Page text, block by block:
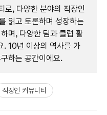
로, 다양한 분야의 직장인
읽고 토론하며 성장하는
며, 다양한 팀과 클럽 활
. 10년 이상의 역사를 가
하는 공간이에요.
직장인 커뮤니티